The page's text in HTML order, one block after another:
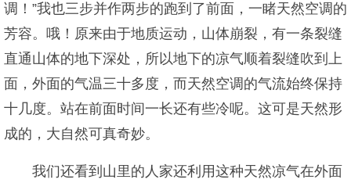
调！”我也三步并作两步的跑到了前面，一睹天然空调的
芳容。哦！原来由于地质运动，山体崩裂，有一条裂缝
直通山体的地下深处，所以地下的凉气顺着裂缝吹到上
面，外面的气温三十多度，而天然空调的气流始终保持
十几度。站在前面时间一长还有些冷呢。这可是天然形
成的，大自然可真奇妙。
我们还看到山里的人家还利用这种天然凉气在外面